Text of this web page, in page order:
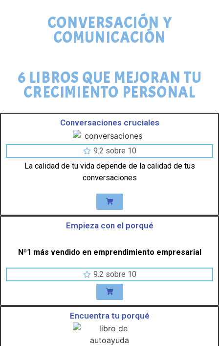
CONVERSACIÓN Y
COMUNICACIÓN
6 LIBROS QUE MEJORAN TU
CRECIMIENTO PERSONAL
Conversaciones cruciales
9.2 sobre 10
La calidad de tu vida depende de la calidad de tus
conversaciones
Empieza con el porqué
Nº1 más vendido en emprendimiento empresarial
9.2 sobre 10
Encuentra tu porqué